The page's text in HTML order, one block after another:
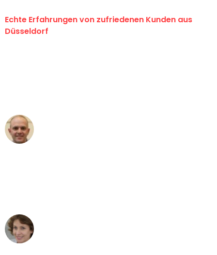
Echte Erfahrungen von zufriedenen Kunden aus
Düsseldorf